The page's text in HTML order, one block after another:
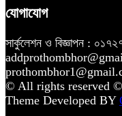
যোগাযোগ
সার্কুলেশন ও বিজ্ঞাপন :
© All rights reserved
Theme Developed BY